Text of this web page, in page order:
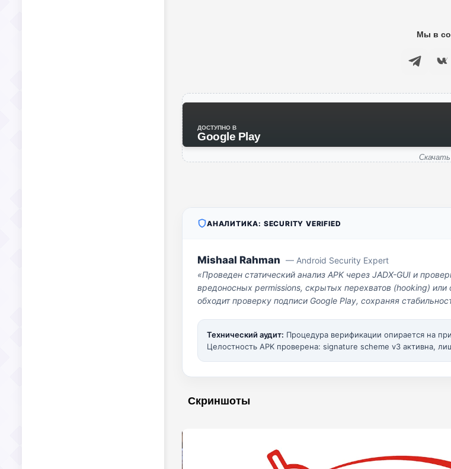
Мы в
ДОСТУПНО В
Google Play
Скачать
АНАЛИТИКА: SECURITY VERIFIED
Mishaal Rahman — Android Security Expert
«Проведен статический анализ APK через JADX-GUI и
вредоносных permissions, скрытых перехватов (hooking)
обходит проверку подписи Google Play, сохраняя
Технический аудит: Процедура верификации опирается на
Целостность APK проверена: signature scheme v3 активна,
Скриншоты